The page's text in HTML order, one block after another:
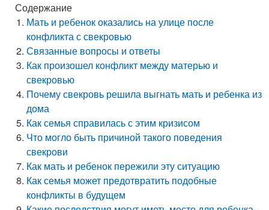
Содержание
Мать и ребенок оказались на улице после
конфликта с свекровью
Связанные вопросы и ответы
Как произошел конфликт между матерью и
свекровью
Почему свекровь решила выгнать мать и ребенка из
дома
Как семья справилась с этим кризисом
Что могло быть причиной такого поведения
свекрови
Как мать и ребенок пережили эту ситуацию
Как семья может предотвратить подобные
конфликты в будущем